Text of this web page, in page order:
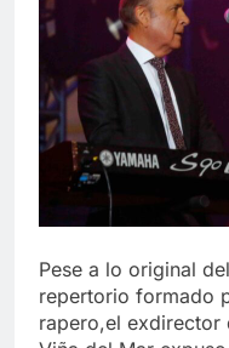
Pese a lo original
repertorio formado
rapero,el exdirector